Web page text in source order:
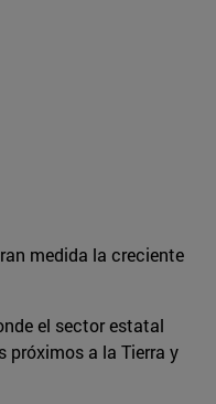
medida la creciente
el sector estatal
próximos a la Tierra y